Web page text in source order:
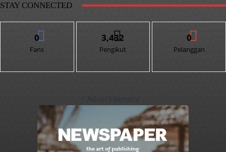
STAY CONNECTED
0
Fans
3,432
Pengikut
0
Pelanggan